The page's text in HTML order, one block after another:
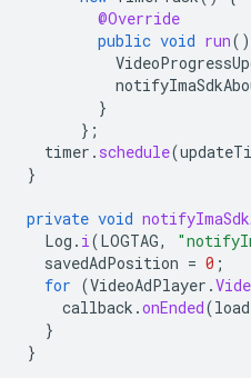
@Override
public void run
timer.schedule(
private void
Log.i(LOGTAG,
savedAdPosition
=
for (VideoAdPlayer.
callback.onEnded(